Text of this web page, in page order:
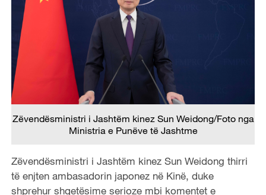
Zëvendësministri i Jashtëm kinez Sun Weidong/Foto nga
Ministria e Punëve të Jashtme
Zëvendësministri i Jashtëm kinez Sun Weidong thirri
të enjten ambasadorin japonez në Kinë, duke
shprehur shqetësime serioze mbi komentet e